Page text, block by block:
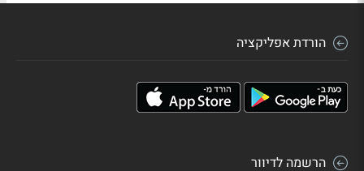
הורדת אפליקציה
הרשמה לדיוור